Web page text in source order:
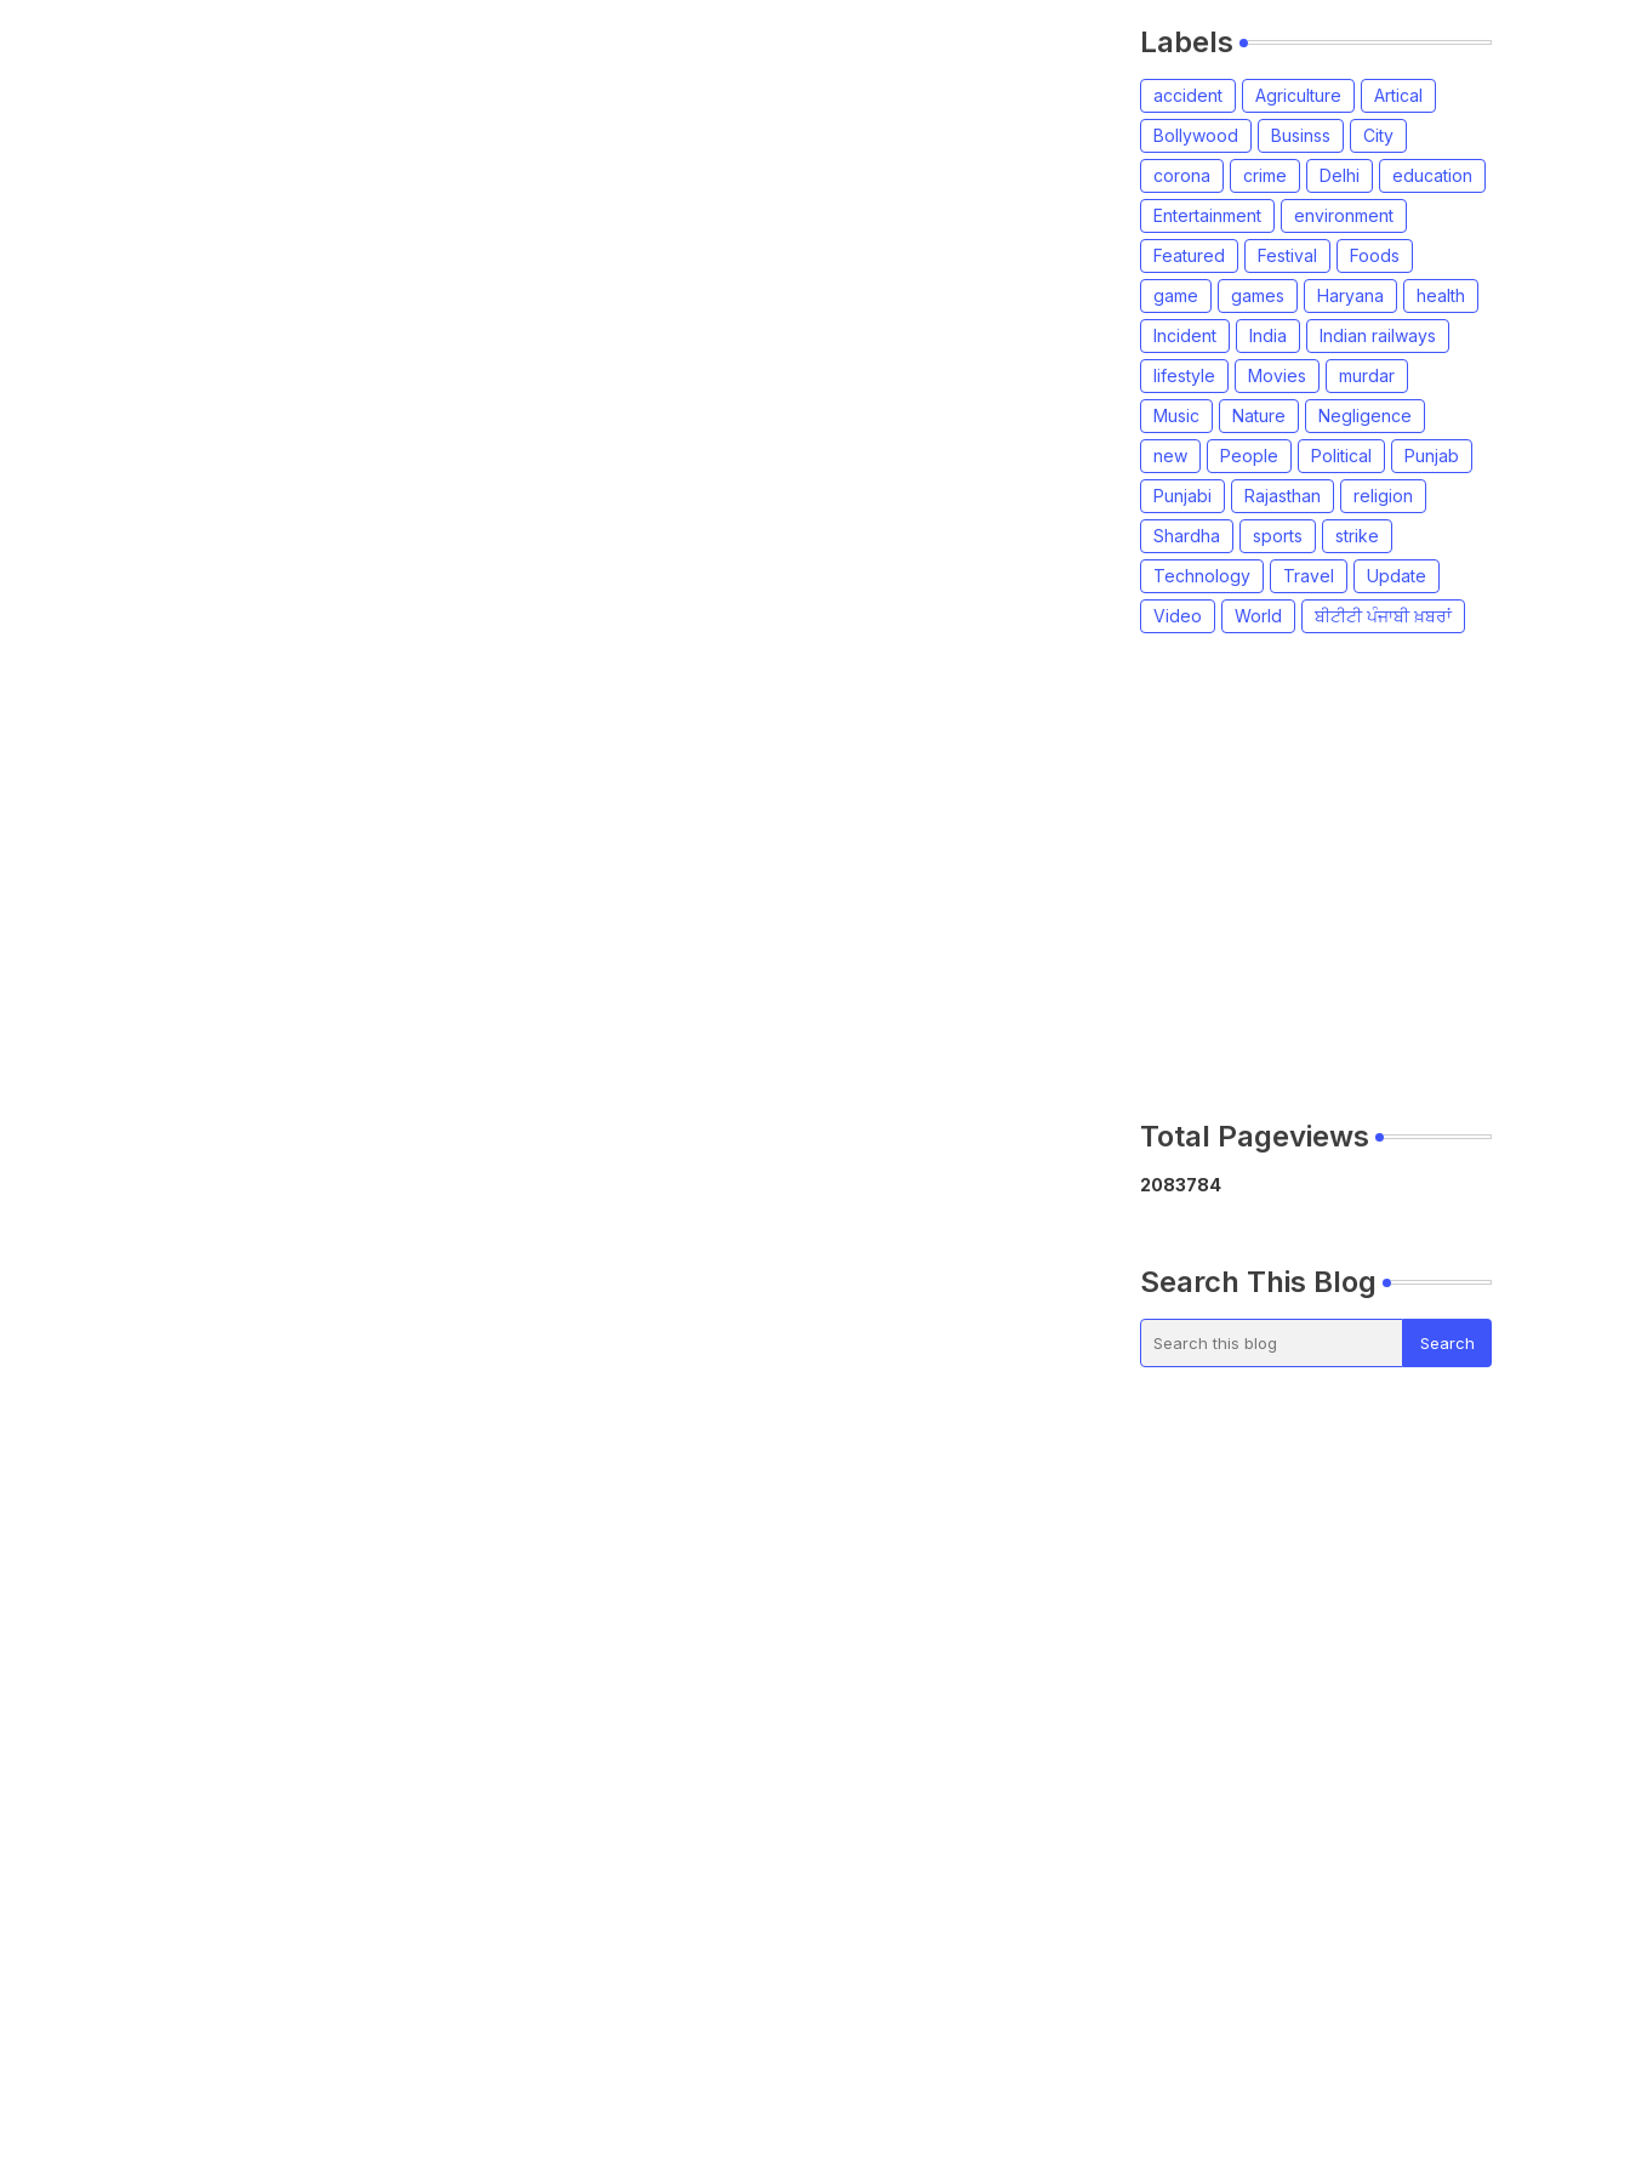
Labels
accident Agriculture
Artical
Bollywood
Businss
City
corona
crime Delhi
education
Entertainment
environment
Featured
Festival
Foods
game
games Haryana
health
Incident
India
Indian railways
lifestyle
Movies
murdar
Music
Nature
Negligence
new
People Political
Punjab
Punjabi
Rajasthan
religion
Shardha
sports
strike
Technology
Travel
Update
Video
World ਬੀਟੀਟੀ ਪੰਜਾਬੀ ਖ਼ਬਰਾਂ
Total Pageviews
2083784
Search This Blog